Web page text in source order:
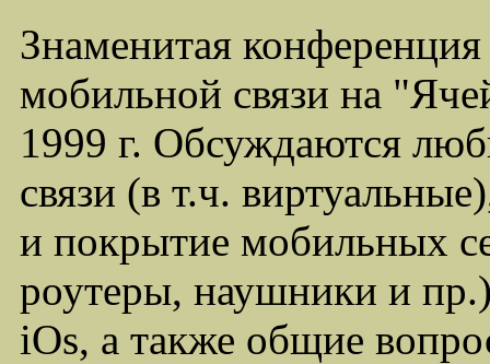
Знаменитая
мобильной связи на
1999 г. Обсуждаются
связи (в т.ч.
и покрытие мобильных
роутеры, наушники и
iOs, а также общие